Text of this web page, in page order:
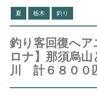
夏 栃木 釣り
釣り客回復へア
ロナ】那須烏
川 計６８００